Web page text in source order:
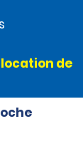
de